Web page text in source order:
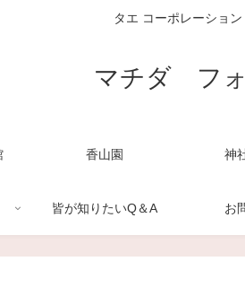
タエ コーポレーショ
マチダ フ
香山園 神
皆が知りたいQ＆A お